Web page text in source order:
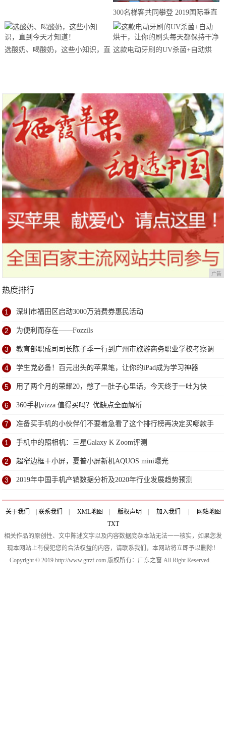
300名梯客共同攀登 2019国际垂直
马拉松超级精英赛顺德海骏达中心
站欢乐开跑
选酸奶、喝酸奶，这些小知识，直 这款电动牙刷的UV杀菌+自动烘
广告
热度排行
1 深圳市福田区启动3000万消费券惠民活动
2 为便利而存在——Fozzils
3 教育部职成司司长陈子季一行到广州市旅游商务职业学校考察调
研
4 学生党必备！百元出头的苹果笔，让你的iPad成为学习神器
5 用了两个月的荣耀20，憋了一肚子心里话，今天终于一吐为快
6 360手机vizza 值得买吗？优缺点全面解析
7 准备买手机的小伙伴们不要着急看了这个排行榜再决定买哪款手
机吧
1 手机中的照相机：三星Galaxy K Zoom评测
2 超窄边框＋小屏，夏普小屏新机AQUOS mini曝光
3 2019年中国手机产销数据分析及2020年行业发展趋势预测
关于我们 联系我们 XML地图 版权声明 加入我们
网站地图
TXT
相关作品的原创性、文中陈述文字以及内容数据庞杂本站无法一一核实，如果您发
现本网站上有侵犯您的合法权益的内容，请联系我们，本网站将立即予以删除！
Copyright © 2019 http://www.gtrzf.com 版权所有：广东之窗 All Right Reserved.